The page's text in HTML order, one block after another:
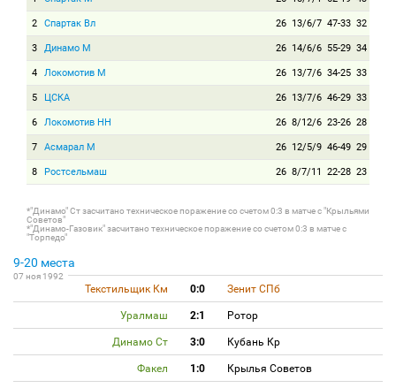
2 Спартак Вл 26 13/6/7 47-33 32
3 Динамо М 26 14/6/6 55-29 34
4 Локомотив М 26 13/7/6 34-25 33
5 ЦСКА 26 13/7/6 46-29 33
6 Локомотив НН 26 8/12/6 23-26 28
7 Асмарал М 26 12/5/9 46-49 29
8 Ростсельмаш 26 8/7/11 22-28 23
*"Динамо" Ст засчитано техническое поражение со счетом 0:3 в матче с "Крыльями
Советов"
*"Динамо-Газовик" засчитано техническое поражение со счетом 0:3 в матче с
"Торпедо"
9-20 места
07 ноя 1992
Текстильщик Км 0:0 Зенит СПб
Уралмаш 2:1 Ротор
Динамо Ст 3:0 Кубань Кр
Факел 1:0 Крылья Советов